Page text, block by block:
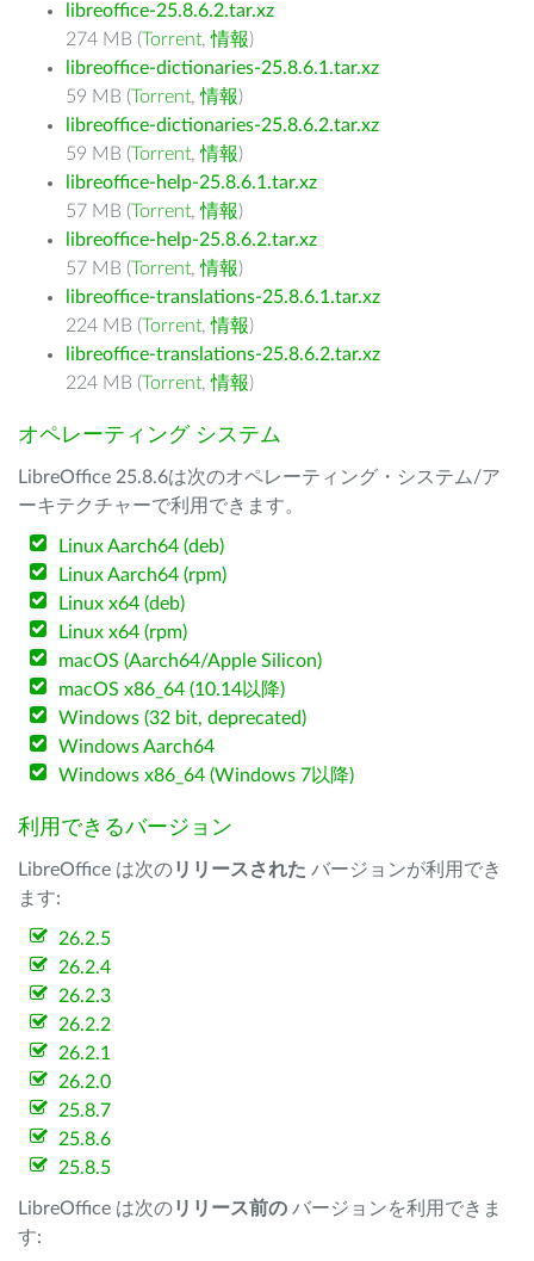
libreoffice-25.8.6.2.tar.xz
274 MB (Torrent,情報)
libreoffice-dictionaries-25.8.6.1.tar.xz
59 MB (Torrent,情報)
libreoffice-dictionaries-25.8.6.2.tar.xz
59 MB (Torrent,情報)
libreoffice-help-25.8.6.1.tar.xz
57 MB (Torrent,情報)
libreoffice-help-25.8.6.2.tar.xz
57 MB (Torrent,情報)
libreoffice-translations-25.8.6.1.tar.xz
224 MB (Torrent,情報)
libreoffice-translations-25.8.6.2.tar.xz
224 MB (Torrent,情報)
オペレーティング システム
LibreOffice 25.8.6は次のオペレーティング・システム/ア
ーキテクチャーで利用できます。
Linux Aarch64 (deb)
Linux Aarch64 (rpm)
Linux x64 (deb)
Linux x64 (rpm)
macOS (Aarch64/Apple Silicon)
macOS x86_64 (10.14以降)
Windows (32 bit, deprecated)
Windows Aarch64
Windows x86_64 (Windows 7以降)
利用できるバージョン
LibreOffice は次のリリースされた バージョンが利用でき
ます:
26.2.5
26.2.4
26.2.3
26.2.2
26.2.1
26.2.0
25.8.7
25.8.6
25.8.5
LibreOffice は次のリリース前の バージョンを利用できま
す: